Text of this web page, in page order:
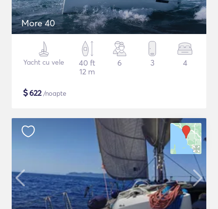
More 40
Yacht cu vele
40 ft
12 m
6 3 4
$622/noapte